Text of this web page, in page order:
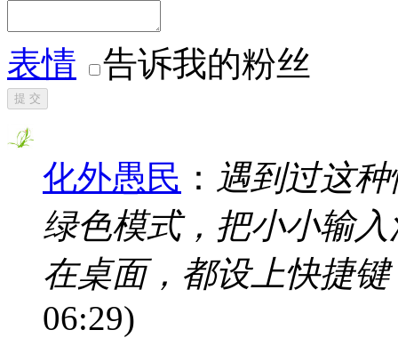
表情 告诉我的粉丝
提 交
化外愚民 ： 遇到过这
绿色模式，把小小输
在桌面，都设上快捷
06:29)